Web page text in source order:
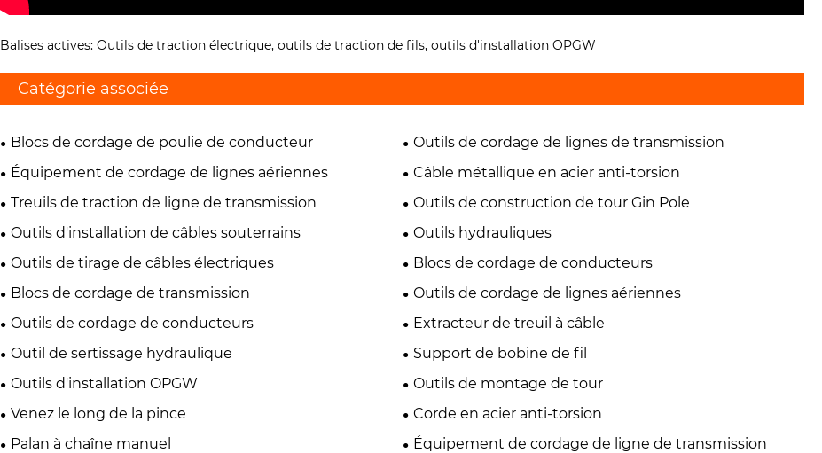
Balises actives: Outils de traction électrique, outils de traction de fils, outils d'installation OPGW
Catégorie associée
Blocs de cordage de poulie de conducteur
Outils de cordage de lignes de transmission
Équipement de cordage de lignes aériennes
Câble métallique en acier anti-torsion
Treuils de traction de ligne de transmission
Outils de construction de tour Gin Pole
Outils d'installation de câbles souterrains
Outils hydrauliques
Outils de tirage de câbles électriques
Blocs de cordage de conducteurs
Blocs de cordage de transmission
Outils de cordage de lignes aériennes
Outils de cordage de conducteurs
Extracteur de treuil à câble
Outil de sertissage hydraulique
Support de bobine de fil
Outils d'installation OPGW
Outils de montage de tour
Venez le long de la pince
Corde en acier anti-torsion
Palan à chaîne manuel
Équipement de cordage de ligne de transmission